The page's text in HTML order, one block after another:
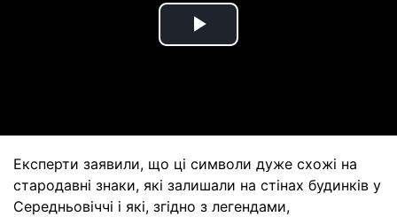
Play
Експерти заявили, що ці символи дуже схожі на
стародавні знаки, які залишали на стінах будинків у
Середньовіччі і які, згідно з легендами,